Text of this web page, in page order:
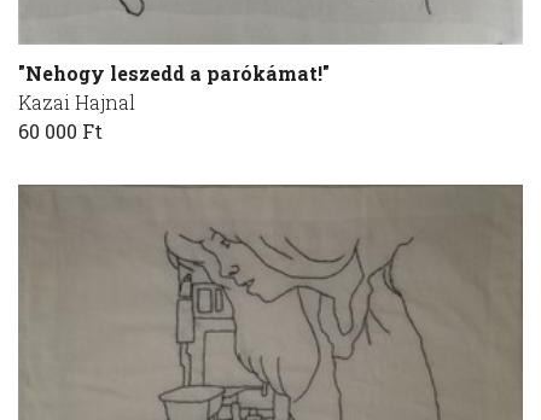
"Nehogy leszedd a parókámat!"
Kazai Hajnal
60 000 Ft